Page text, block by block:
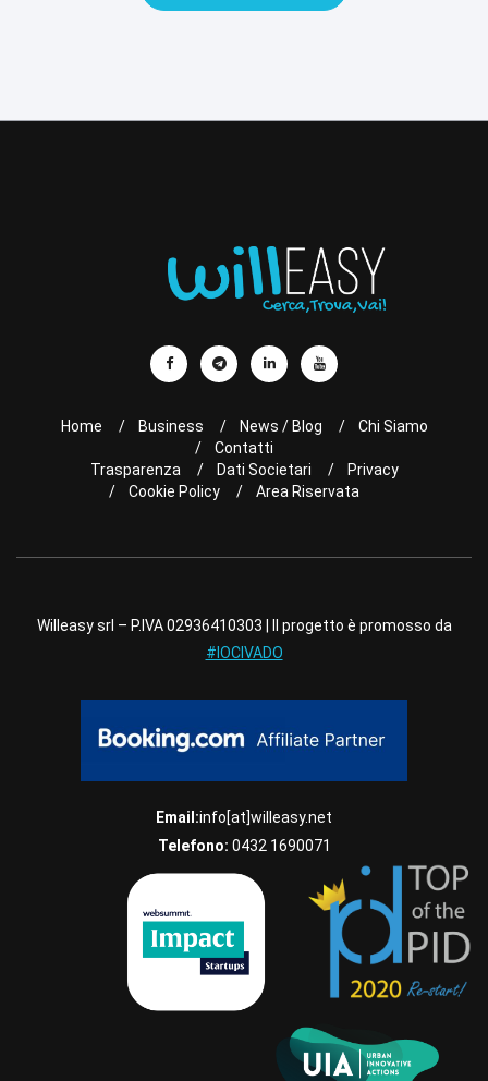
Home Business News / Blog
Chi Siamo
Contatti
Trasparenza
Dati Societari
Privacy
Cookie Policy
Area Riservata
Willeasy srl – P.IVA 02936410303 | Il progetto è promosso da
#IOCIVADO
Email:info[at]willeasy.net
Telefono: 0432 1690071